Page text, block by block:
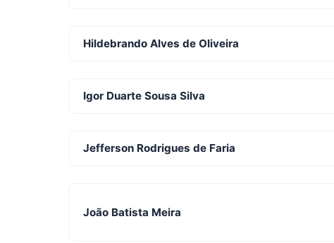
Hildebrando Alves de Oliveira
Igor Duarte Sousa Silva
Jefferson Rodrigues de Faria
João Batista Meira